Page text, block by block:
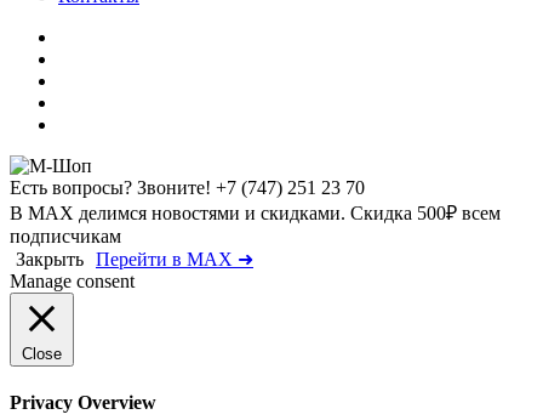
Есть вопросы? Звоните! +7 (747) 251 23 70
В MAX делимся новостями и скидками. Скидка 500₽ всем
подписчикам
Закрыть Перейти в MAX ➜
Manage consent
Close
Privacy Overview